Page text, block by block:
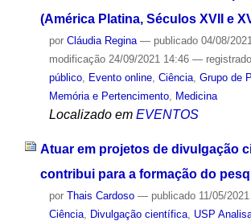
(América Platina, Séculos XVII e
por Cláudia Regina — publicado04/08/
modificação24/09/2021 14:46 —
público, Evento online, Ciência, Grupo de
Memória e Pertencimento, Medicina
Localizado em EVENTOS
Atuar em projetos de divulgação
contribui para a formação do
por Thais Cardoso — publicado11/05/2021
Ciência, Divulgação científica, USP